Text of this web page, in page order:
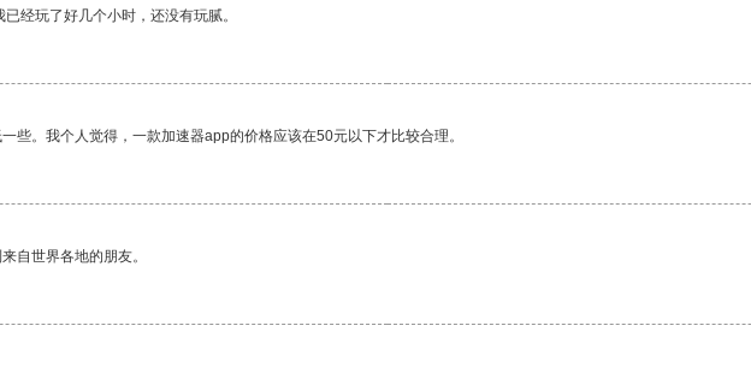
经玩了好几个小时，还没有玩腻。
些。我个人觉得，一款加速器app的价格应该在50元以下才比较合理。
自世界各地的朋友。